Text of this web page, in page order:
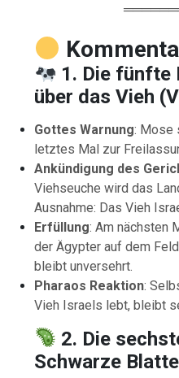
1. Die fünfte
über das Vieh
Gottes Warnung: Mose
letztes Mal zur
Ankündigung des
Viehseuche wird das
Ausnahme: Das Vieh
Erfüllung: Am nächsten
der Ägypter auf dem
bleibt unversehrt.
Pharaos Reaktion:
Vieh Israels lebt, bleibt
2. Die
Schwarze